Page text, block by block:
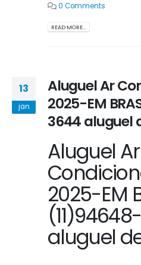
0 Comments
READ MORE...
13
jan
Aluguel Ar
2025-EM
3644 aluguel
Aluguel Ar
2025-EM
aluguel